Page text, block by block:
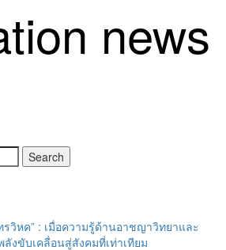
news
วิหค” : เมื่อความรู้ด้านอาชญาวิทยาและ
งขับเคลื่อนสู่สังคมที่เท่าเทียม